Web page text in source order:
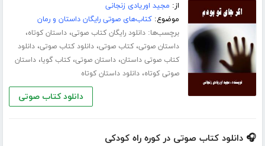
از: مجید اوریادی زنجانی
موضوع:کتاب‌های صوتی رایگان داستان و رمان
برچسب‌ها:دانلود رایگان کتاب صوتی،داستان کوتاه،
داستان صوتی،کتاب صوتی،دانلود کتاب صوتی،دانلود
کتاب صوتی داستان،داستان صوتی،کتاب گویا،داستان
صوتی کوتاه،دانلود داستان کوتاه
دانلود کتاب صوتی
🎧 دانلود کتاب صوتی در کوره راه کودکی